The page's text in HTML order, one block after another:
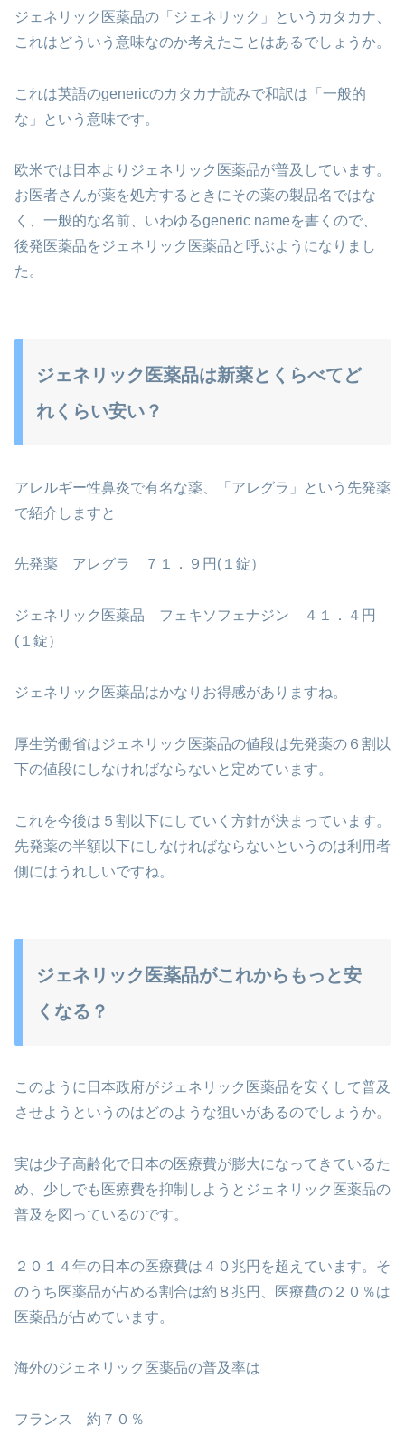
ジェネリック医薬品の「ジェネリック」というカタカナ、
これはどういう意味なのか考えたことはあるでしょうか。
これは英語のgenericのカタカナ読みで和訳は「一般的
な」という意味です。
欧米では日本よりジェネリック医薬品が普及しています。
お医者さんが薬を処方するときにその薬の製品名ではな
く、一般的な名前、いわゆるgeneric nameを書くので、
後発医薬品をジェネリック医薬品と呼ぶようになりまし
た。
ジェネリック医薬品は新薬とくらべてど
れくらい安い？
アレルギー性鼻炎で有名な薬、「アレグラ」という先発薬
で紹介しますと
先発薬 アレグラ ７１．９円(１錠）
ジェネリック医薬品 フェキソフェナジン ４１．４円
(１錠）
ジェネリック医薬品はかなりお得感がありますね。
厚生労働省はジェネリック医薬品の値段は先発薬の６割以
下の値段にしなければならないと定めています。
これを今後は５割以下にしていく方針が決まっています。
先発薬の半額以下にしなければならないというのは利用者
側にはうれしいですね。
ジェネリック医薬品がこれからもっと安
くなる？
このように日本政府がジェネリック医薬品を安くして普及
させようというのはどのような狙いがあるのでしょうか。
実は少子高齢化で日本の医療費が膨大になってきているた
め、少しでも医療費を抑制しようとジェネリック医薬品の
普及を図っているのです。
２０１４年の日本の医療費は４０兆円を超えています。そ
のうち医薬品が占める割合は約８兆円、医療費の２０％は
医薬品が占めています。
海外のジェネリック医薬品の普及率は
フランス 約７０％